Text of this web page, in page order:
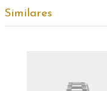
Similares